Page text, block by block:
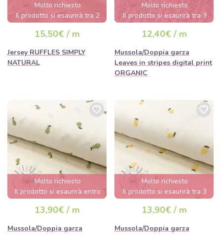
Molto richiesto
Il prodotto si esaurirà tra 2
giorni.
15,50€ / m
Jersey RUFFLES SIMPLY
NATURAL
Molto richiesto
Il prodotto si esaurirà tra 3
giorni.
12,40€ / m
Mussola/Doppia garza
Leaves in stripes digital print
ORGANIC
Molto richiesto
Il prodotto si esaurirà entro
poche ore.
13,90€ / m
Mussola/Doppia garza
Molto richiesto
Il prodotto si esaurirà tra 3
giorni.
13,90€ / m
Mussola/Doppia garza